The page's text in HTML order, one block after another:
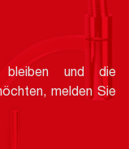
und die
melden Sie